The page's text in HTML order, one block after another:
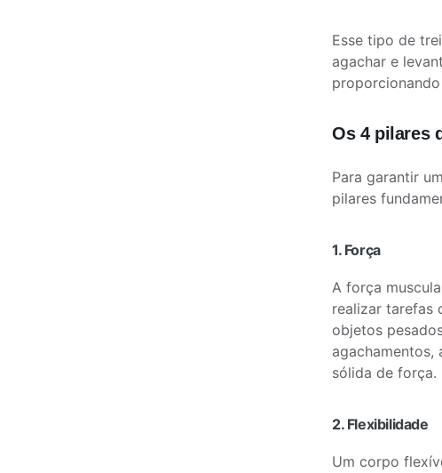
Esse tipo de
agachar e
Os 4 pilares
Para garantir
pilares
1. Força
A força
realizar tarefas
objetos
agachamentos,
sólida de força.
2. Flexibilidade
Um corpo